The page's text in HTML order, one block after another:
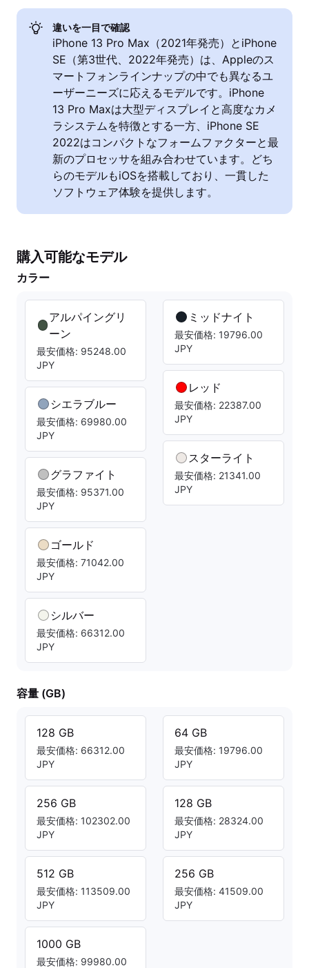
違いを一目で確認
iPhone 13 Pro Max（2021年発売）とiPhone
SE（第3世代、2022年発売）は、Appleのス
マートフォンラインナップの中でも異なるユ
ーザーニーズに応えるモデルです。iPhone
13 Pro Maxは大型ディスプレイと高度なカメ
ラシステムを特徴とする一方、iPhone SE
2022はコンパクトなフォームファクターと最
新のプロセッサを組み合わせています。どち
らのモデルもiOSを搭載しており、一貫した
ソフトウェア体験を提供します。
購入可能なモデル
カラー
アルパイングリ
ーン
最安価格: 95248.00
JPY
シエラブルー
最安価格: 69980.00
JPY
グラファイト
最安価格: 95371.00
JPY
ゴールド
最安価格: 71042.00
JPY
シルバー
最安価格: 66312.00
JPY
ミッドナイト
最安価格: 19796.00
JPY
レッド
最安価格: 22387.00
JPY
スターライト
最安価格: 21341.00
JPY
容量 (GB)
128 GB
最安価格: 66312.00
JPY
256 GB
最安価格: 102302.00
JPY
512 GB
最安価格: 113509.00
JPY
1000 GB
最安価格: 99980.00
64 GB
最安価格: 19796.00
JPY
128 GB
最安価格: 28324.00
JPY
256 GB
最安価格: 41509.00
JPY